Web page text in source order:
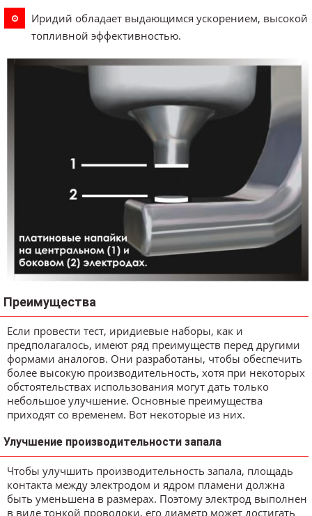
Иридий обладает выдающимся ускорением, высокой
топливной эффективностью.
Преимущества
Если провести тест, иридиевые наборы, как и
предполагалось, имеют ряд преимуществ перед другими
формами аналогов. Они разработаны, чтобы обеспечить
более высокую производительность, хотя при некоторых
обстоятельствах использования могут дать только
небольшое улучшение. Основные преимущества
приходят со временем. Вот некоторые из них.
Улучшение производительности запала
Чтобы улучшить производительность запала, площадь
контакта между электродом и ядром пламени должна
быть уменьшена в размерах. Поэтому электрод выполнен
в виде тонкой проволоки, его диаметр может достигать